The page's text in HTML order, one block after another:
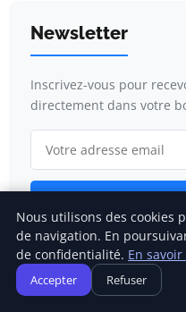
Newsletter
Inscrivez-vous pour
directement dans votre
Catégories
Nous utilisons des cookies
de navigation. En
de confidentialité. En
Accepter Refuser